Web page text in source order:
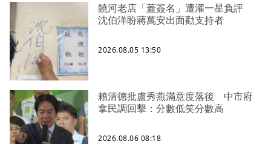
饒河老店「蓋簽名」遭灌一星負評
沈伯洋盼蔣萬安出面勸支持者
2026.08.05 13:50
賴清德批盧秀燕滿意度落後 中市府
拿民調回擊：分數低笑分數高
2026.08.06 08:18